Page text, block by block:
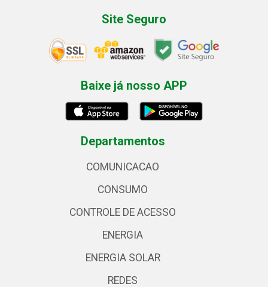
Site Seguro
Baixe já nosso APP
Departamentos
COMUNICACAO
CONSUMO
CONTROLE DE ACESSO
ENERGIA
ENERGIA SOLAR
REDES